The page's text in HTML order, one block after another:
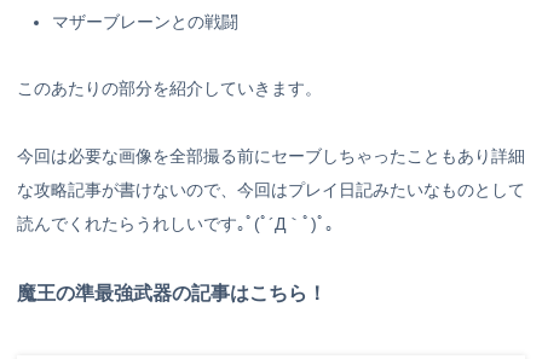
マザーブレーンとの戦闘
このあたりの部分を紹介していきます。
今回は必要な画像を全部撮る前にセーブしちゃったこともあり詳細
な攻略記事が書けないので、今回はプレイ日記みたいなものとして
読んでくれたらうれしいです｡ﾟ(ﾟ´Д｀ﾟ)ﾟ｡
魔王の準最強武器の記事はこちら！